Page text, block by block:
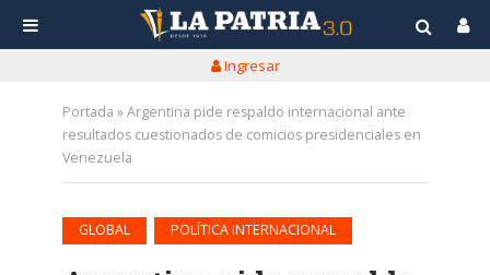
Ingresar
Portada »Argentina pide respaldo internacional ante
resultados cuestionados de comicios presidenciales en
Venezuela
GLOBAL POLÍTICA INTERNACIONAL